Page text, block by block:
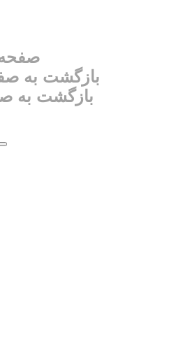
صفحه
بازگشت به
بازگشت به